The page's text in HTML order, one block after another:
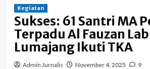
Kegiatan
Sukses: 61 Santri MA
Terpadu Al Fauzan
Lumajang Ikuti TKA
Admin Jurnalis November 4, 2025 9